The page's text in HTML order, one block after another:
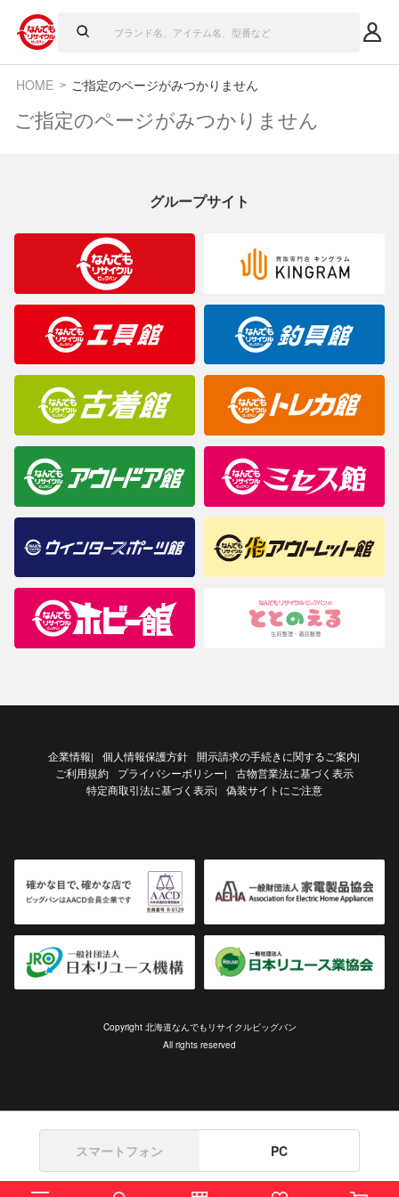
HOME ご指定のページがみつかりません
ご指定のページがみつかりません
グループサイト
企業情報| 個人情報保護方針 開示請求の手続きに関するご案内|
ご利用規約 プライバシーポリシー|
古物営業法に基づく表示
特定商取引法に基づく表示| 偽装サイトにご注意
Copyright 北海道なんでもリサイクルビッグバン
All rights reserved
スマートフォン PC